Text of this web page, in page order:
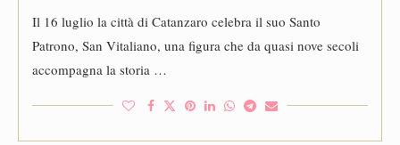
Il 16 luglio la città di Catanzaro celebra il suo Santo
Patrono, San Vitaliano, una figura che da quasi nove secoli
accompagna la storia …